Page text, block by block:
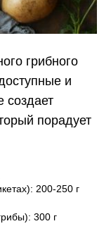
грибного
и
создает
порадует
200-250 г
300 г